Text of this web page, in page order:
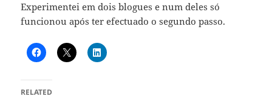
Experimentei em dois blogues e num deles só
funcionou após ter efectuado o segundo passo.
RELATED